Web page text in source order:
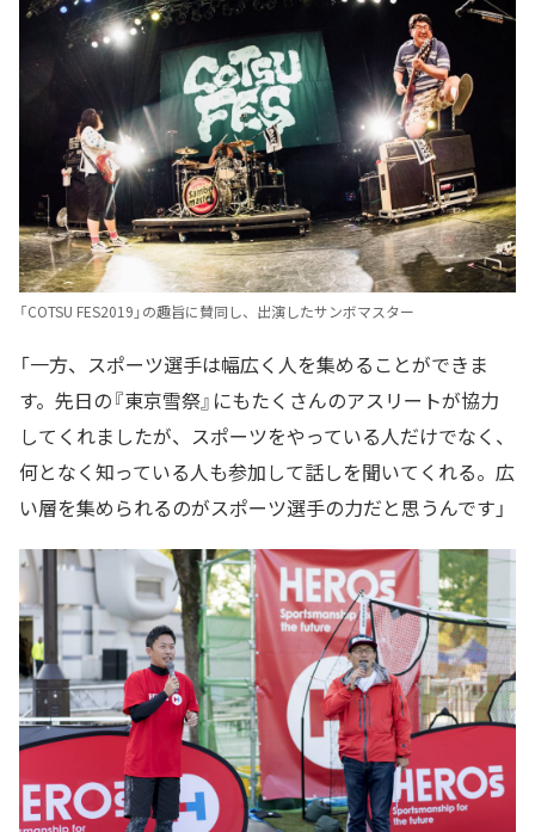
「COTSU FES2019」の趣旨に賛同し、出演したサンボマスター
「一方、スポーツ選手は幅広く人を集めることができま
す。先日の『東京雪祭』にもたくさんのアスリートが協力
してくれましたが、スポーツをやっている人だけでなく、
何となく知っている人も参加して話しを聞いてくれる。広
い層を集められるのがスポーツ選手の力だと思うんです」